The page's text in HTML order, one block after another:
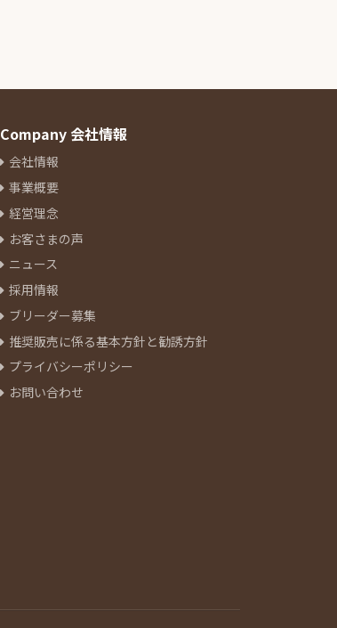
Company 会社情報
会社情報
事業概要
経営理念
お客さまの声
ニュース
採用情報
ブリーダー募集
推奨販売に係る基本方針と勧誘方針
プライバシーポリシー
お問い合わせ